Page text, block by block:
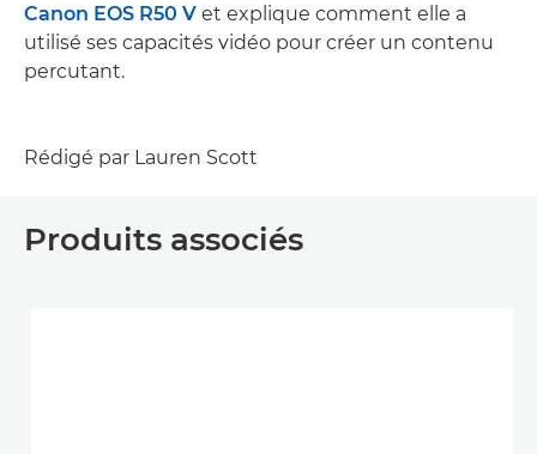
Canon EOS R50 V et explique comment elle a
utilisé ses capacités vidéo pour créer un contenu
percutant.
Rédigé par Lauren Scott
Produits associés